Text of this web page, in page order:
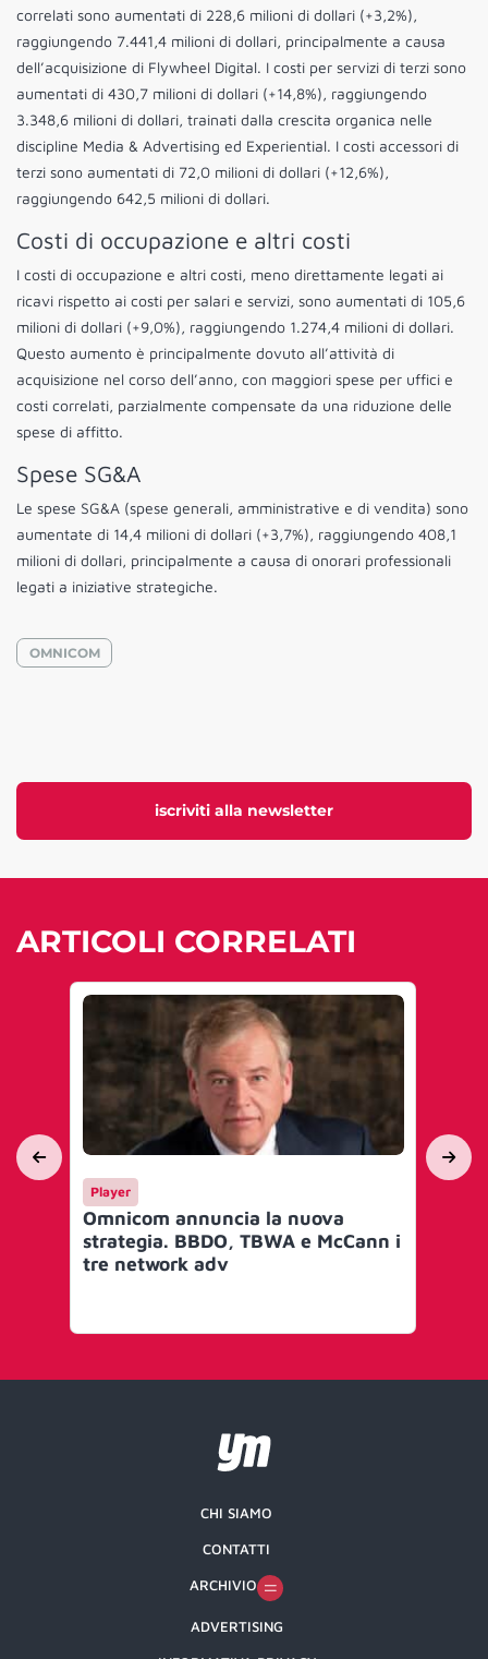
iscriviti alla newsletter
correlati sono aumentati di 228,6 milioni di dollari (+3,2%),
raggiungendo 7.441,4 milioni di dollari, principalmente a causa
dell’acquisizione di Flywheel Digital. I costi per servizi di terzi sono
aumentati di 430,7 milioni di dollari (+14,8%), raggiungendo
3.348,6 milioni di dollari, trainati dalla crescita organica nelle
discipline Media & Advertising ed Experiential. I costi accessori di
terzi sono aumentati di 72,0 milioni di dollari (+12,6%),
raggiungendo 642,5 milioni di dollari.
Costi di occupazione e altri costi
I costi di occupazione e altri costi, meno direttamente legati ai
ricavi rispetto ai costi per salari e servizi, sono aumentati di 105,6
milioni di dollari (+9,0%), raggiungendo 1.274,4 milioni di dollari.
Questo aumento è principalmente dovuto all’attività di
acquisizione nel corso dell’anno, con maggiori spese per uffici e
costi correlati, parzialmente compensate da una riduzione delle
spese di affitto.
Spese SG&A
Le spese SG&A (spese generali, amministrative e di vendita) sono
aumentate di 14,4 milioni di dollari (+3,7%), raggiungendo 408,1
milioni di dollari, principalmente a causa di onorari professionali
legati a iniziative strategiche.
OMNICOM
ARTICOLI CORRELATI
Player
Omnicom annuncia la nuova
strategia. BBDO, TBWA e McCann i
tre network adv
CHI SIAMO
CONTATTI
ARCHIVIO
ADVERTISING